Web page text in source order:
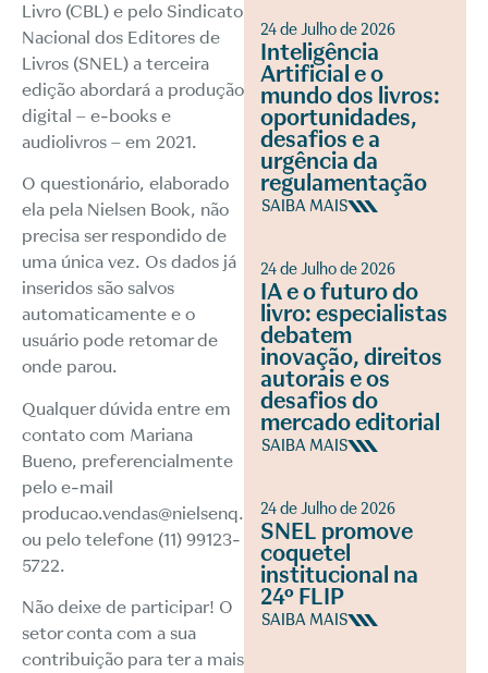
Livro (CBL) e pelo Sindicato
Nacional dos Editores de
Livros (SNEL) a terceira
edição abordará a produção
digital – e-books e
audiolivros – em 2021.
O questionário, elaborado
ela pela Nielsen Book, não
precisa ser respondido de
uma única vez. Os dados já
inseridos são salvos
automaticamente e o
usuário pode retomar de
onde parou.
Qualquer dúvida entre em
contato com Mariana
Bueno, preferencialmente
pelo e-mail
producao.vendas@nielsenq.com,
ou pelo telefone (11) 99123-
5722.
Não deixe de participar! O
setor conta com a sua
contribuição para ter a mais
24 de Julho de 2026
Inteligência
Artificial e o
mundo dos livros:
oportunidades,
desafios e a
urgência da
regulamentação
SAIBA MAIS
24 de Julho de 2026
IA e o futuro do
livro: especialistas
debatem
inovação, direitos
autorais e os
desafios do
mercado editorial
SAIBA MAIS
24 de Julho de 2026
SNEL promove
coquetel
institucional na
24º FLIP
SAIBA MAIS